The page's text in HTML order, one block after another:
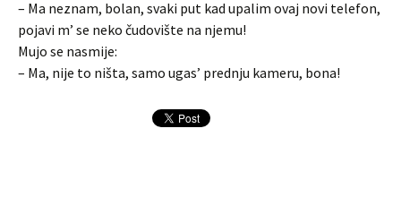
– Ma neznam, bolan, svaki put kad upalim ovaj novi telefon,
pojavi m’ se neko čudovište na njemu!
Mujo se nasmije:
– Ma, nije to ništa, samo ugas’ prednju kameru, bona!